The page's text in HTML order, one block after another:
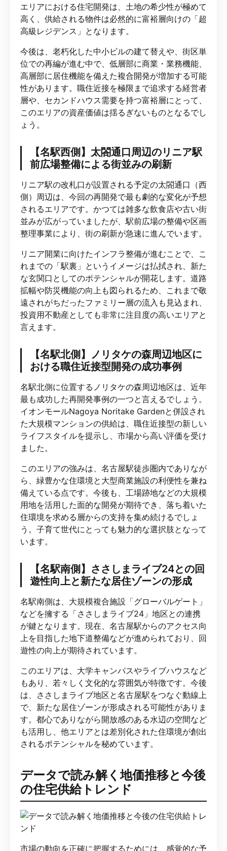
エリアにおける住宅開発は、土地の希少性が極めて
高く、供給される物件は必然的に富裕層向けの「超
高級レジデンス」となります。
今後は、老朽化した中小ビルの建て替えや、街区単
位での再編が進む中で、低層部に商業・業務機能、
高層部に居住機能を備えた複合開発が増加する可能
性があります。職住近接を極限まで追求する経営者
層や、セカンドハウス需要を持つ富裕層にとって、
このエリアの資産価値は揺るぎないものとなるでし
ょう。
【名駅西側】太閤通口周辺のリニア駅
前広場整備による街並みの刷新
リニア駅の改札口が設置される予定の太閤通口（西
側）周辺は、今回の再開発で最も劇的な変化が予想
されるエリアです。かつては雑多な飲食店や古い街
並みが広がっていましたが、駅前広場の整備や区画
整理事業により、街の刷新が急速に進んでいます。
リニア開業に向けたインフラ整備が進むことで、こ
れまでの「駅裏」というイメージは払拭され、新た
な玄関口としてのポテンシャルが開花します。道路
拡幅や防災機能の向上も図られるため、これまで敬
遠されがちだったファミリー層の流入も見込まれ、
投資用不動産としても非常に注目度の高いエリアと
言えます。
【名駅北側】ノリタケの森周辺地区に
おける職住近接型開発の成功事例
名駅北側に位置するノリタケの森周辺地区は、近年
最も成功した再開発事例の一つと言えるでしょう。
イオンモールNagoya Noritake Gardenと併設され
た大規模マンションの供給は、職住近接型の新しい
ライフスタイルを提示し、市場から高い評価を受け
ました。
このエリアの強みは、名古屋駅徒歩圏内でありなが
ら、緑豊かな住環境と大型商業施設の利便性を兼ね
備えている点です。今後も、工場跡地などの大規模
用地を活用した面的な開発が期待でき、落ち着いた
住環境を求める層からの支持を集め続けるでしょ
う。子育て世代にとっても魅力的な選択肢となって
います。
【名駅南側】ささしまライブ24との回
遊性向上と新たな居住ゾーンの形成
名駅南側は、大規模複合施設「グローバルゲート」
などを擁する「ささしまライブ24」地区との連携
が鍵となります。現在、名古屋駅からのアクセス向
上を目指した地下道整備などが進められており、回
遊性の向上が期待されています。
このエリアは、大学キャンパスやライブハウスなど
もあり、若々しく文化的な雰囲気が特徴です。今後
は、ささしまライブ地区と名古屋駅をつなぐ動線上
で、新たな居住ゾーンが形成される可能性がありま
す。都心でありながら開放感のある水辺の空間など
も活用し、他エリアとは差別化された住環境が創出
されるポテンシャルを秘めています。
データで読み解く地価推移と今後
の住宅供給トレンド
市場の動向を正確に把握するためには、感覚的な予